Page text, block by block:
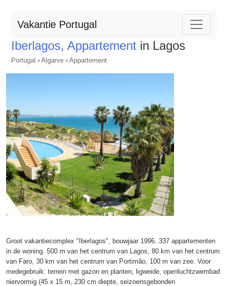
Vakantie Portugal
Iberlagos, Appartement in Lagos
Portugal › Algarve › Appartement
Groot vakantiecomplex "Iberlagos", bouwjaar 1996. 337 appartementen
in de woning. 500 m van het centrum van Lagos, 80 km van het centrum
van Faro, 30 km van het centrum van Portimão, 100 m van zee. Voor
medegebruik: terrein met gazon en planten, ligweide, openluchtzwembad
niervormig (45 x 15 m, 230 cm diepte, seizoensgebonden